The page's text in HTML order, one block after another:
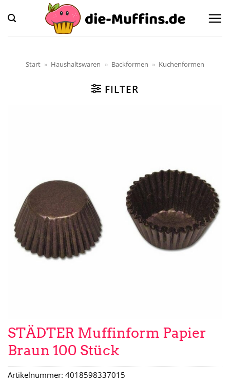
Inhalt
springen
Start » Haushaltswaren » Backformen » Kuchenformen
FILTER
STÄDTER Muffinform Papier
Braun 100 Stück
Artikelnummer: 4018598337015